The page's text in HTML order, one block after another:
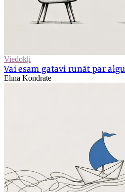
Viedokļi
Vai esam gatavi runāt par algu
Elīna Kondrāte